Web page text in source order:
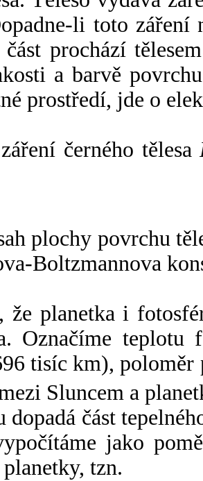
li toto záření
prochází
a barvě
prostředí, jde o
černého tělesa
plochy povrchu
Boltzmannova
že planetka i
Označíme
tisíc km),
Sluncem a
dopadá část
jako
tzn.